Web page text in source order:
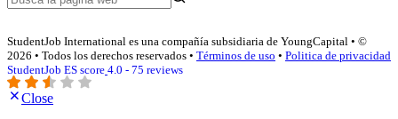
StudentJob International es una compañía subsidiaria de YoungCapital • ©
2026 • Todos los derechos reservados • Términos de uso • Politica de privacidad
StudentJob ES score 4.0 - 75 reviews
Close